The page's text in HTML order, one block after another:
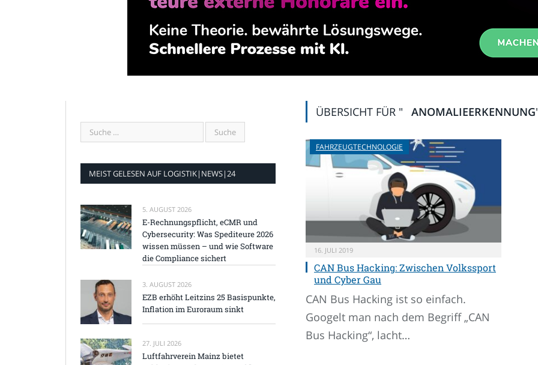
ÜBERSICHT FÜR " ANOMALIEERKENNUNG
FAHRZEUGTECHNOLOGIE
16. JULI 2019
CAN Bus Hacking: Zwischen Volkssport
und Cyber Gau
CAN Bus Hacking ist so einfach.
Googelt man nach dem Begriff „CAN
Bus Hacking“, lacht…
MEIST GELESEN AUF LOGISTIK|NEWS|24
5. AUGUST 2026
E-Rechnungspflicht, eCMR und
Cybersecurity: Was Spediteure 2026
wissen müssen – und wie Software
die Compliance sichert
3. AUGUST 2026
EZB erhöht Leitzins 25 Basispunkte,
Inflation im Euroraum sinkt
27. JULI 2026
Luftfahrverein Mainz bietet